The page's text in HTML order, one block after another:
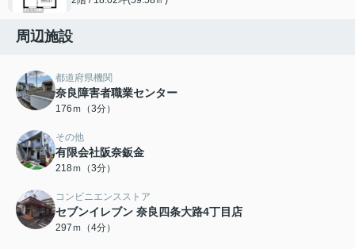
周辺施設
都道府県機関
奈良障害者職業センター
176ｍ（3分）
その他
有限会社阪奈鈑金
218ｍ（3分）
コンビニエンスストア
セブンイレブン 奈良四条大路4丁目店
297ｍ（4分）